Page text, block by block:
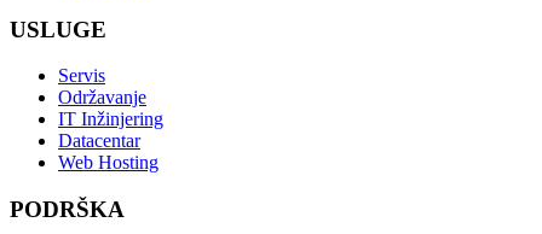
USLUGE
Servis
Održavanje
IT Inžinjering
Datacentar
Web Hosting
PODRŠKA